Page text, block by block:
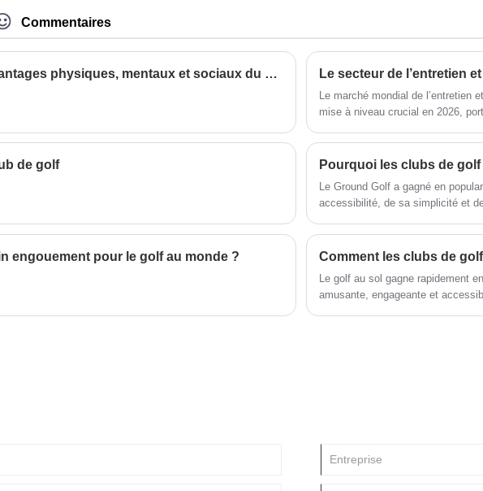
de design
qui est sûr de
têtes sur le
correspondre aux préférences et
aux exigences individuelles,
représentant le mélange idéal de
fonctionnalités et de
personnalisation dans
l'équipement de golf.
gamme et des
ces sacs de
feront passer
de golf au
L'une des
de ces
sac avec votre
votre équipe
pour lui donner
sûrs que
et
parcours de golf. Avec des
spécifications de qualité strictes et
des ventes directes d'usine, nous
nous assurons d'obtenir le
meilleur produit à un prix
compétitif. Améliorez votre
équipement de golf avec la piste
de balle de golf d'Albatross Sports
et apportez votre jeu à de
nouveaux sommets.
Commentaires
Swing dans la santé: les avantages physiques, mentaux et sociaux du golf
Le marché mondial de l’entretien
mise à niveau crucial en 2026,
l’environnement et la gestion
de golf
Le Ground Golf a gagné en
accessibilité, de sa simplicité et
pratiquer ce sport.
engouement pour le golf au monde ? Comment les clubs de
Le golf au sol gagne rapidement
amusante, engageante et